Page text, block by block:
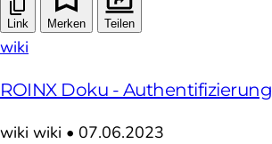
Link Merken Teilen
wiki
ROINX Doku - Authentifizierung
wiki wiki • 07.06.2023